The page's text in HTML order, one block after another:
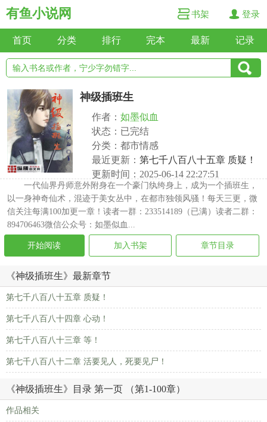
有鱼小说网 书架 登录
首页 分类 排行 完本 最新 记录
神级插班生
作者： 如墨似血
状态：已完结
分类：都市情感
最近更新： 第七千八百八十五章 质疑！
更新时间：2025-06-14 22:27:51
一代仙界丹师意外附身在一个豪门纨绔身上，成为一个插班生，
以一身神奇仙术，混迹于美女丛中，在都市独领风骚！每天三更，微
信关注每满100加更一章！读者一群：233514189（已满）读者二群：
894706463微信公众号：如墨似血...
开始阅读 加入书架 章节目录
《神级插班生》最新章节
第七千八百八十五章 质疑！
第七千八百八十四章 心动！
第七千八百八十三章 等！
第七千八百八十二章 活要见人，死要见尸！
《神级插班生》目录 第一页 （第1-100章）
作品相关